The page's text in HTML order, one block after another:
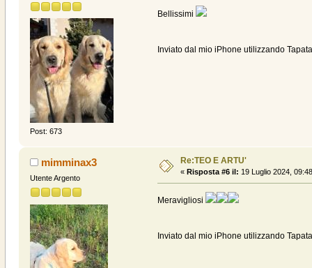
Post: 673
Bellissimi
Inviato dal mio iPhone utilizzando
mimminax3
Utente Argento
Re:TEO E ARTU'
« Risposta #6 il: 19 Luglio 2024,
Meravigliosi
Inviato dal mio iPhone utilizzando